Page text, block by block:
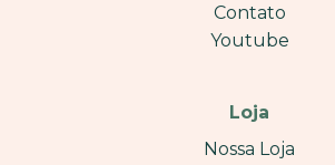
Contato
Youtube
Loja
Nossa Loja